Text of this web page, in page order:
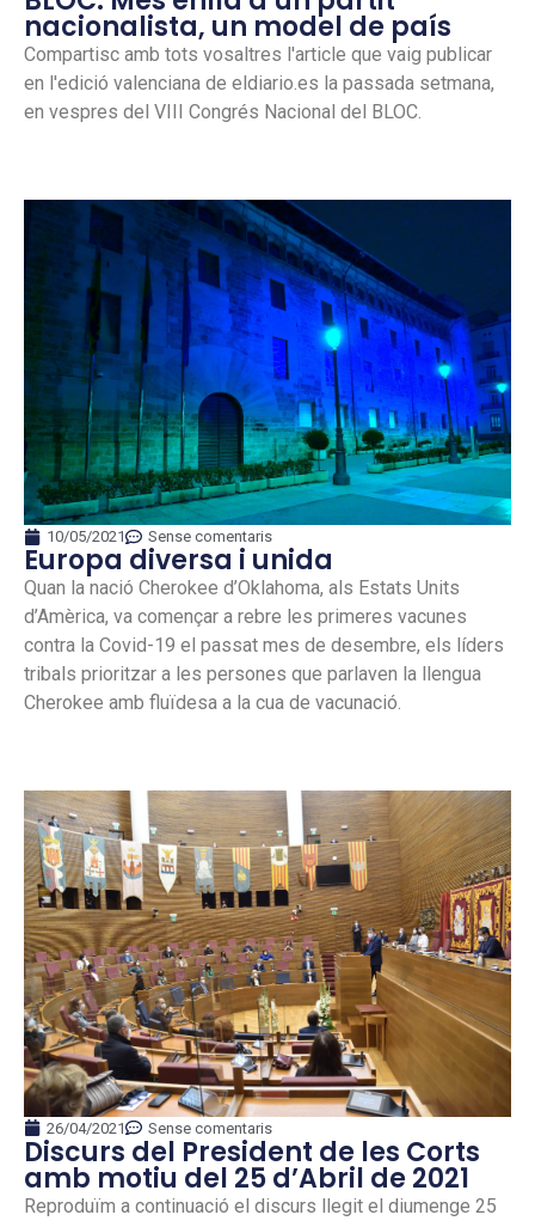
nacionalista, un model de país
Compartisc amb tots vosaltres l'article que vaig publicar
en l'edició valenciana de eldiario.es la passada setmana,
en vespres del VIII Congrés Nacional del BLOC.
10/05/2021 Sense comentaris
Europa diversa i unida
Quan la nació Cherokee d’Oklahoma, als Estats Units
d’Amèrica, va començar a rebre les primeres vacunes
contra la Covid-19 el passat mes de desembre, els líders
tribals prioritzar a les persones que parlaven la llengua
Cherokee amb fluïdesa a la cua de vacunació.
26/04/2021 Sense comentaris
Discurs del President de les Corts
amb motiu del 25 d’Abril de 2021
Reproduïm a continuació el discurs llegit el diumenge 25